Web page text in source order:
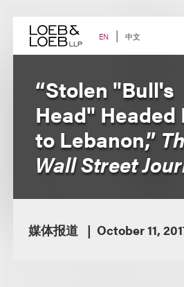
content EN 中文
“Stolen "Bull's
Head" Headed
to Lebanon,”
Wall Street
媒体报道 October 11,